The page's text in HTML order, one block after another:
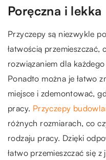
Poręczna i lekka
Przyczepy są niezwykle
łatwością przemieszczać,
rozwiązaniem dla
Ponadto można je łatwo
miejsce i zdemontować,
pracy. Przyczepy
różnych rozmiarach, co
rodzaju pracy. Dzięki
łatwo przemieszczać się